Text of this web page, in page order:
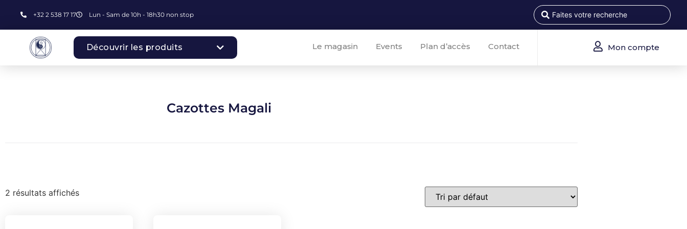
+32 2 538 17 17 Lun - Sam de 10h - 18h30 non stop
Découvrir les produits Le magasin Events Plan d’accès Contact Mon compte
Cazottes Magali
2 résultats affichés